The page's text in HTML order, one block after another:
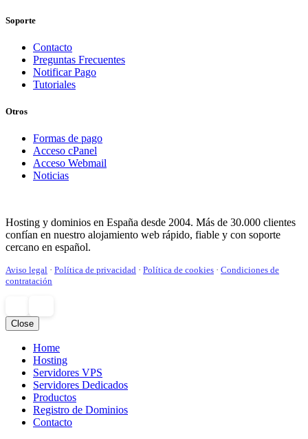
Soporte
Contacto
Preguntas Frecuentes
Notificar Pago
Tutoriales
Otros
Formas de pago
Acceso cPanel
Acceso Webmail
Noticias
Hosting y dominios en España desde 2004. Más de 30.000 clientes
confían en nuestro alojamiento web rápido, fiable y con soporte
cercano en español.
Aviso legal · Política de privacidad · Política de cookies · Condiciones de
contratación
Close
Home
Hosting
Servidores VPS
Servidores Dedicados
Productos
Registro de Dominios
Contacto